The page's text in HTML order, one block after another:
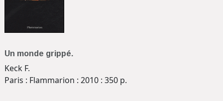
Un monde grippé.
Keck F.
Paris : Flammarion : 2010 : 350 p.